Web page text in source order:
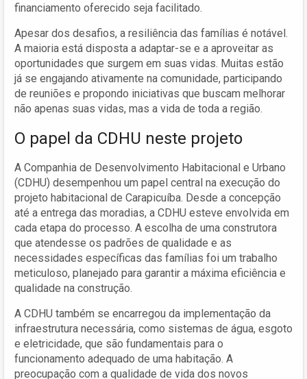
financiamento oferecido seja facilitado.
Apesar dos desafios, a resiliência das famílias é notável.
A maioria está disposta a adaptar-se e a aproveitar as
oportunidades que surgem em suas vidas. Muitas estão
já se engajando ativamente na comunidade, participando
de reuniões e propondo iniciativas que buscam melhorar
não apenas suas vidas, mas a vida de toda a região.
O papel da CDHU neste projeto
A Companhia de Desenvolvimento Habitacional e Urbano
(CDHU) desempenhou um papel central na execução do
projeto habitacional de Carapicuíba. Desde a concepção
até a entrega das moradias, a CDHU esteve envolvida em
cada etapa do processo. A escolha de uma construtora
que atendesse os padrões de qualidade e as
necessidades específicas das famílias foi um trabalho
meticuloso, planejado para garantir a máxima eficiência e
qualidade na construção.
A CDHU também se encarregou da implementação da
infraestrutura necessária, como sistemas de água, esgoto
e eletricidade, que são fundamentais para o
funcionamento adequado de uma habitação. A
preocupação com a qualidade de vida dos novos